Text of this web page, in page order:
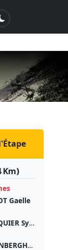
Km)
Gaelle
Sylvie
Fabienne